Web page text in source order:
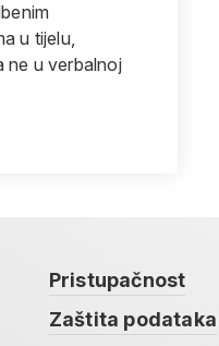
u tijelu,
ne u verbalnoj
Pristupačnost
Zaštita podataka